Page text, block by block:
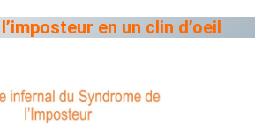
en un clin d’oeil